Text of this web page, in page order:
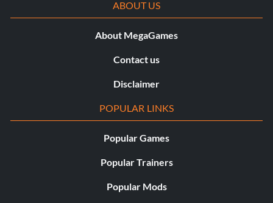
ABOUT US
About MegaGames
Contact us
Disclaimer
POPULAR LINKS
Popular Games
Popular Trainers
Popular Mods